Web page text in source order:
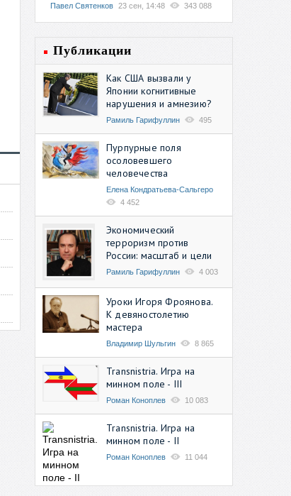
Павел Святенков 23 сен, 14:48 343 088
Публикации
Как США вызвали у
Японии когнитивные
нарушения и амнезию?
Рамиль Гарифуллин 495
Пурпурные поля
осоловевшего
человечества
Елена Кондратьева-Сальгеро
4 452
Экономический
терроризм против
России: масштаб и цели
Рамиль Гарифуллин 4 003
Уроки Игоря Фроянова.
К девяностолетию
мастера
Владимир Шульгин 8 865
Transnistria. Игра на
минном поле - III
Роман Коноплев 10 083
Transnistria. Игра на
минном поле - II
Роман Коноплев 11 044